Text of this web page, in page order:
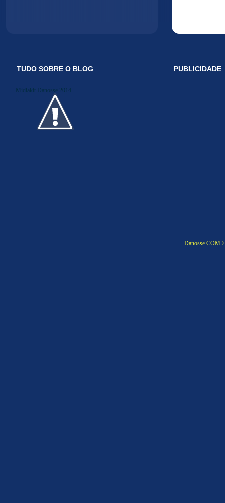
TUDO SOBRE O BLOG
Midiakit Danosse 2014
PUBLICIDADE
Danosse.COM